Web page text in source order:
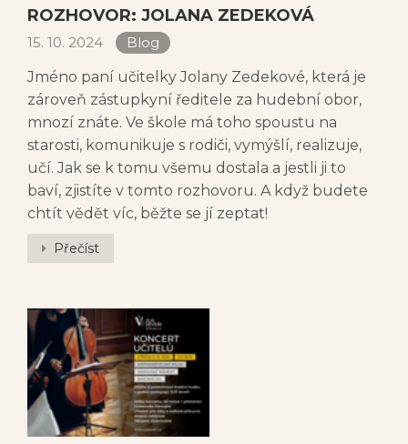
ROZHOVOR: JOLANA ZEDEKOVÁ
15. 10. 2024
Blog
Jméno paní učitelky Jolany Zedekové, která je
zároveň zástupkyní ředitele za hudební obor,
mnozí znáte. Ve škole má toho spoustu na
starosti, komunikuje s rodiči, vymýšlí, realizuje,
učí. Jak se k tomu všemu dostala a jestli ji to
baví, zjistíte v tomto rozhovoru. A když budete
chtít vědět víc, běžte se jí zeptat!
Přečíst